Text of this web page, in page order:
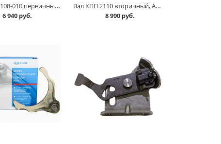
Вал КПП 2108-010 первичный н/о /21 зубьев/ АвтоВАЗ в Омске
6 940 руб.
Вал КПП 2110 вторичный, АвтоВАЗ в Омске
8 990 руб.